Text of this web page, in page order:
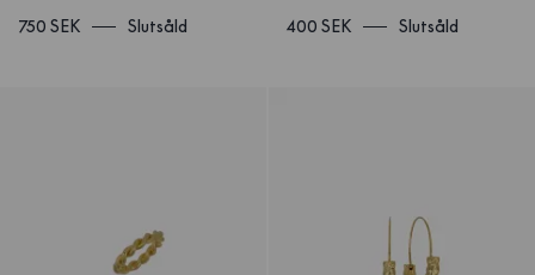
750 SEK Slutsåld
400 SEK
Slutsåld